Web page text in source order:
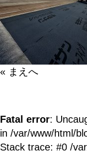
« まえへ
Fatal error:
in /var/www/html/
Stack trace: #0 /